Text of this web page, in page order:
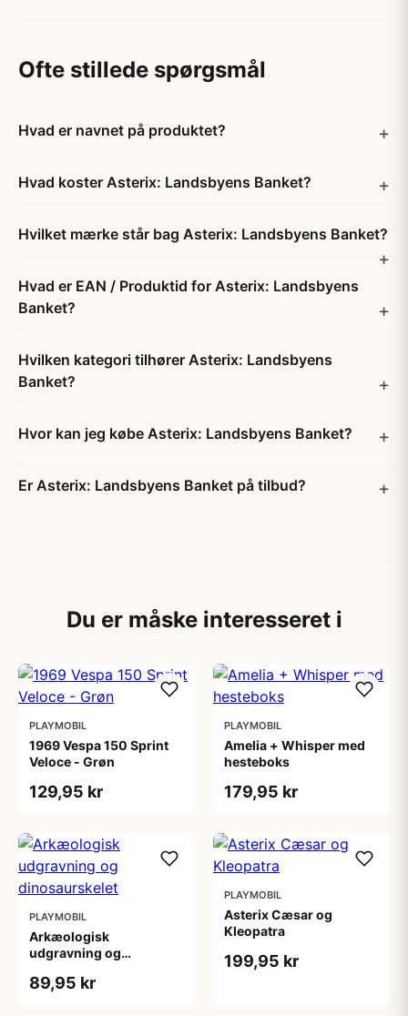
Ofte stillede spørgsmål
Hvad er navnet på produktet?
Hvad koster Asterix: Landsbyens Banket?
Hvilket mærke står bag Asterix: Landsbyens Banket?
Hvad er EAN / Produktid for Asterix: Landsbyens
Banket?
Hvilken kategori tilhører Asterix: Landsbyens
Banket?
Hvor kan jeg købe Asterix: Landsbyens Banket?
Er Asterix: Landsbyens Banket på tilbud?
Du er måske interesseret i
PLAYMOBIL
1969 Vespa 150 Sprint
Veloce - Grøn
129,95 kr
PLAYMOBIL
Amelia + Whisper med
hesteboks
179,95 kr
PLAYMOBIL
Arkæologisk
udgravning og
89,95 kr
PLAYMOBIL
Asterix Cæsar og
Kleopatra
199,95 kr